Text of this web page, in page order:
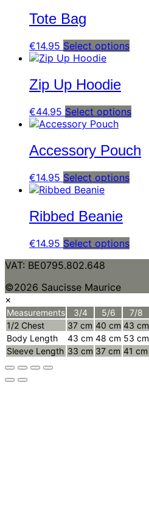
Tote Bag
€14.95 Select options
Zip Up Hoodie
€44.95 Select options
Accessory Pouch
€14.95 Select options
Ribbed Beanie
€14.95 Select options
VAT: BE0795.802.648
©2026 Saucisse Maurice
×
Measurements 3/4 5/6 7/8
1/2 Chest
37 cm 40 cm 43 cm
Body Length
43 cm 48 cm 53 cm
Sleeve Length 33 cm 37 cm 41 cm